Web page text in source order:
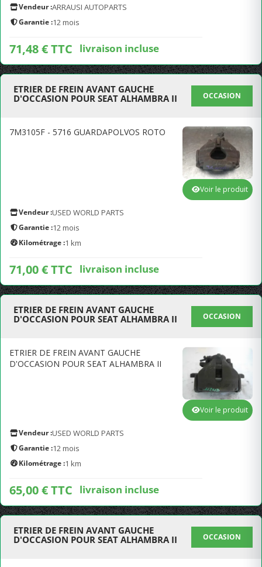
Vendeur :ARRAUSI AUTOPARTS
Garantie :12 mois
71,48 € TTC livraison incluse
ETRIER DE FREIN AVANT GAUCHE
D'OCCASION POUR SEAT ALHAMBRA II
OCCASION
7M3105F - 5716 GUARDAPOLVOS ROTO
Vendeur :USED WORLD PARTS
Garantie :12 mois
Kilométrage :1 km
71,00 € TTC livraison incluse
Voir le produit
ETRIER DE FREIN AVANT GAUCHE
D'OCCASION POUR SEAT ALHAMBRA II
OCCASION
ETRIER DE FREIN AVANT GAUCHE
D'OCCASION POUR SEAT ALHAMBRA II
Vendeur :USED WORLD PARTS
Garantie :12 mois
Kilométrage :1 km
65,00 € TTC livraison incluse
Voir le produit
ETRIER DE FREIN AVANT GAUCHE
D'OCCASION POUR SEAT ALHAMBRA II
OCCASION